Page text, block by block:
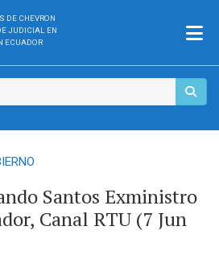
DE CHEVRON
JUDICIAL EN
ECUADOR
Santos Exministro
Canal RTU (7 Jun